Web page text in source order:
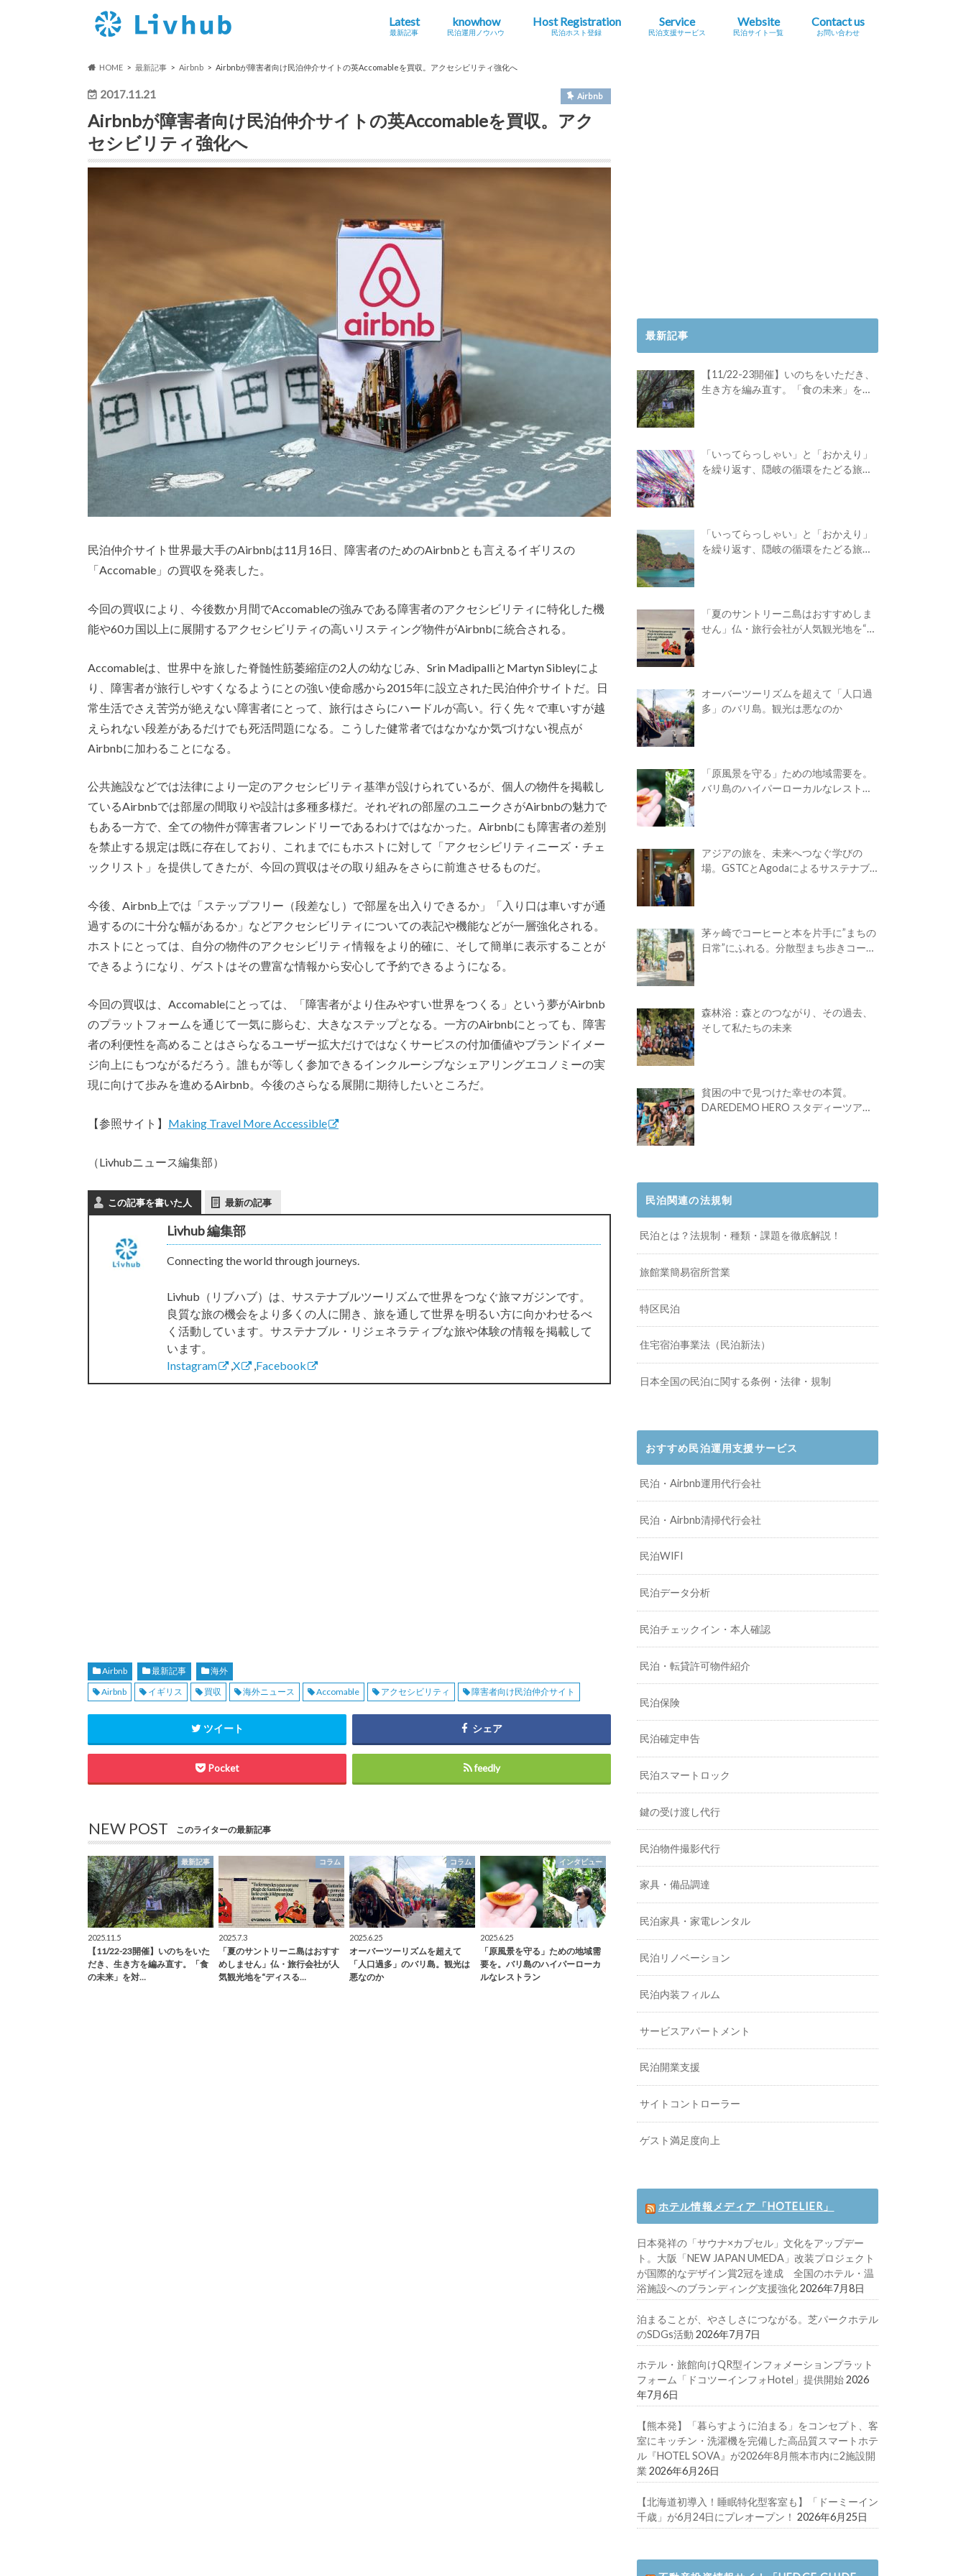
Latest
最新記事
knowhow
民泊運用ノウハウ
Host Registration
民泊ホスト登録
Service
民泊支援サービス
Website
民泊サイト一覧
Contact us
お問い合わせ
HOME 最新記事 Airbnb Airbnbが障害者向け民泊仲介サイトの英Accomableを買収。アクセシビリティ強化へ
2017.11.21 Airbnb
Airbnbが障害者向け民泊仲介サイトの英Accomableを買収。アク
セシビリティ強化へ
民泊仲介サイト世界最大手のAirbnbは11月16日、障害者のためのAirbnbとも言えるイギリスの
「Accomable」の買収を発表した。
今回の買収により、今後数か月間でAccomableの強みである障害者のアクセシビリティに特化した機
能や60カ国以上に展開するアクセシビリティの高いリスティング物件がAirbnbに統合される。
Accomableは、世界中を旅した脊髄性筋萎縮症の2人の幼なじみ、Srin MadipalliとMartyn Sibleyによ
り、障害者が旅行しやすくなるようにとの強い使命感から2015年に設立された民泊仲介サイトだ。日
常生活でさえ苦労が絶えない障害者にとって、旅行はさらにハードルが高い。行く先々で車いすが越
えられない段差があるだけでも死活問題になる。こうした健常者ではなかなか気づけない視点が
Airbnbに加わることになる。
公共施設などでは法律により一定のアクセシビリティ基準が設けられているが、個人の物件を掲載し
ているAirbnbでは部屋の間取りや設計は多種多様だ。それぞれの部屋のユニークさがAirbnbの魅力で
もある一方で、全ての物件が障害者フレンドリーであるわけではなかった。Airbnbにも障害者の差別
を禁止する規定は既に存在しており、これまでにもホストに対して「アクセシビリティニーズ・チェ
ックリスト」を提供してきたが、今回の買収はその取り組みをさらに前進させるものだ。
今後、Airbnb上では「ステップフリー（段差なし）で部屋を出入りできるか」「入り口は車いすが通
過するのに十分な幅があるか」などアクセシビリティについての表記や機能などが一層強化される。
ホストにとっては、自分の物件のアクセシビリティ情報をより的確に、そして簡単に表示することが
できるようになり、ゲストはその豊富な情報から安心して予約できるようになる。
今回の買収は、Accomableにとっては、「障害者がより住みやすい世界をつくる」という夢がAirbnb
のプラットフォームを通じて一気に膨らむ、大きなステップとなる。一方のAirbnbにとっても、障害
者の利便性を高めることはさらなるユーザー拡大だけではなくサービスの付加価値やブランドイメー
ジ向上にもつながるだろう。誰もが等しく参加できるインクルーシブなシェアリングエコノミーの実
現に向けて歩みを進めるAirbnb。今後のさらなる展開に期待したいところだ。
【参照サイト】 Making Travel More Accessible
（Livhubニュース編集部）
この記事を書いた人 最新の記事
Livhub 編集部
Connecting the world through journeys.
Livhub（リブハブ）は、サステナブルツーリズムで世界をつなぐ旅マガジンです。
良質な旅の機会をより多くの人に開き、旅を通して世界を明るい方に向かわせるべ
く活動しています。サステナブル・リジェネラティブな旅や体験の情報を掲載して
います。
Instagram
X Facebook
Airbnb 最新記事
海外
Airbnb
イギリス 買収 海外ニュース Accomable アクセシビリティ 障害者向け民泊仲介サイト
ツイート シェア
Pocket feedly
NEW POST このライターの最新記事
最新記事
2025.11.5
【11/22-23開催】いのちをいた
だき、生き方を編み直す。「食
の未来」を対…
コラム
2025.7.3
「夏のサントリーニ島はおすす
めしません」仏・旅行会社が人
気観光地を“ディスる…
コラム
2025.6.25
オーバーツーリズムを超えて
「人口過多」のバリ島。観光は
悪なのか
インタビュー
2025.6.25
「原風景を守る」ための地域需
要を。バリ島のハイパーローカ
ルなレストラン
最新記事
【11/22-23開催】いのちをいただき、
生き方を編み直す。「食の未来」を対
「いってらっしゃい」と「おかえり」
を繰り返す、隠岐の循環をたどる旅
「いってらっしゃい」と「おかえり」
を繰り返す、隠岐の循環をたどる旅
「夏のサントリーニ島はおすすめしま
せん」仏・旅行会社が人気観光地を“デ
オーバーツーリズムを超えて「人口過
多」のバリ島。観光は悪なのか
「原風景を守る」ための地域需要を。
バリ島のハイパーローカルなレストラ
アジアの旅を、未来へつなぐ学びの
場。GSTCとAgodaによるサステナブ
茅ヶ崎でコーヒーと本を片手に”まちの
日常”にふれる。分散型まち歩きコーヒ
森林浴：森とのつながり、その過去、
そして私たちの未来
貧困の中で見つけた幸せの本質。
DAREDEMO HERO スタディーツアー
民泊関連の法規制
民泊とは？法規制・種類・課題を徹底解説！
旅館業簡易宿所営業
特区民泊
住宅宿泊事業法（民泊新法）
日本全国の民泊に関する条例・法律・規制
おすすめ民泊運用支援サービス
民泊・Airbnb運用代行会社
民泊・Airbnb清掃代行会社
民泊WIFI
民泊データ分析
民泊チェックイン・本人確認
民泊・転貸許可物件紹介
民泊保険
民泊確定申告
民泊スマートロック
鍵の受け渡し代行
民泊物件撮影代行
家具・備品調達
民泊家具・家電レンタル
民泊リノベーション
民泊内装フィルム
サービスアパートメント
民泊開業支援
サイトコントローラー
ゲスト満足度向上
ホテル情報メディア「HOTELIER」
日本発祥の「サウナ×カプセル」文化をアップデー
ト。大阪「NEW JAPAN UMEDA」改装プロジェクト
が国際的なデザイン賞2冠を達成 全国のホテル・温
浴施設へのブランディング支援強化2026年7月8日
泊まることが、やさしさにつながる。芝パークホテル
のSDGs活動 2026年7月7日
ホテル・旅館向けQR型インフォメーションプラット
フォーム「ドコツーインフォHotel」提供開始2026
年7月6日
【熊本発】「暮らすように泊まる」をコンセプト、客
室にキッチン・洗濯機を完備した高品質スマートホテ
ル『HOTEL SOVA』が2026年8月熊本市内に2施設開
業 2026年6月26日
【北海道初導入！睡眠特化型客室も】「ドーミーイン
千歳」が6月24日にプレオープン！ 2026年6月25日